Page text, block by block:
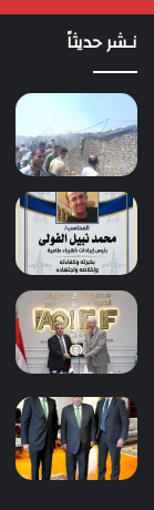
نـشر حديثاً